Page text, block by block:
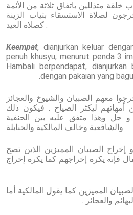
خلقة متذللين باتفاق ثلاثة من الأئمة
لصلاة الاستسقاء بثياب الزينة
كصلاة العيد .
Keempat, dianjurkan keluar
penuh khusyu, menurut penda 3
Hambali berpendapat,
dengan pakaian yang
معهم الصبيان والشيوخ والعجائز
أمهاتهم ليكثر الصياح . فيكون ذلك
جل وهذا متفق عليه بين الحنفية
والشافعية وخالف المالكية والحنابلة
إخراج الصبيان المميزين الذين تصح
فإنه يكره إخراجهم كما يكره إخراج
المميزين كما يقول المالكية أما
والعجائز .